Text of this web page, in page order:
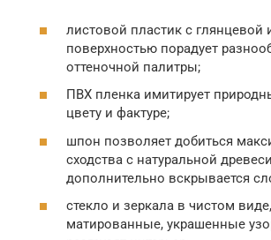
листовой пластик с глянцевой
поверхностью порадует
оттеночной палитры;
ПВХ пленка имитирует
цвету и фактуре;
шпон позволяет добиться
сходства с натуральной
дополнительно вскрывается
стекло и зеркала в чистом
матированные, украшенные